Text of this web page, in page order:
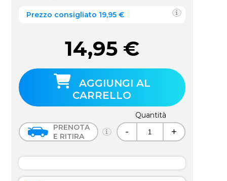
Prezzo consigliato 19,95 €
14,95 €
AGGIUNGI AL
CARRELLO
PRENOTA
E RITIRA
Quantità
- +